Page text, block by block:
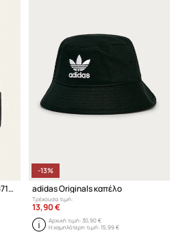
adidas Originals - Σκούφος ED8712.M Adicolor Cuff Beanie
-13%
adidas Originals καπέλο
Τρέχουσα τιμή:
13,90 €
Αρχική τιμή:30,90 €
Η χαμηλότερη τιμή:15,99 €